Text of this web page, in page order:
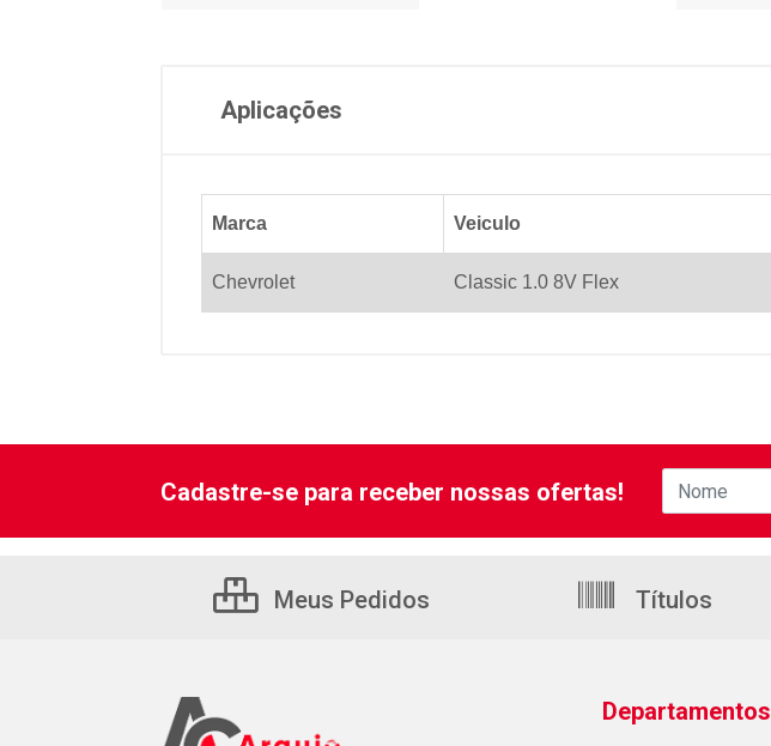
Aplicações
Marca Veiculo
Chevrolet Classic 1.0 8V Flex
Cadastre-se para receber nossas ofertas!
Meus Pedidos Títulos
Departamentos